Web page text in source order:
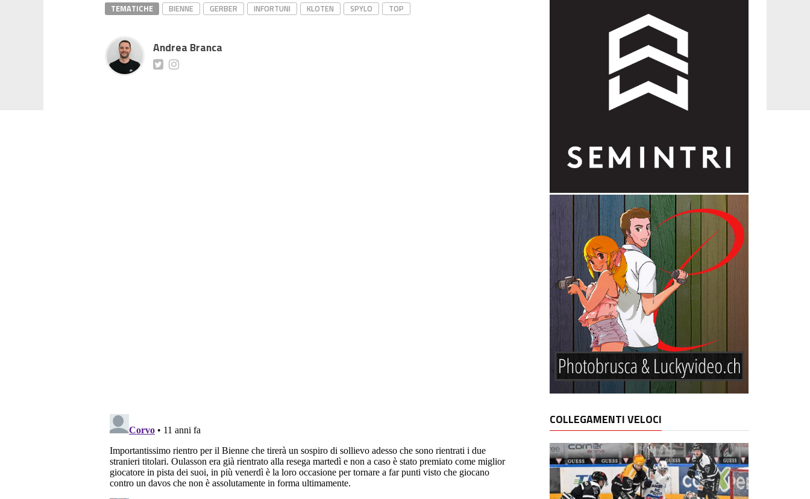
TEMATICHE BIENNE GERBER INFORTUNI KLOTEN SPYLO TOP
Andrea Branca
COLLEGAMENTI VELOCI